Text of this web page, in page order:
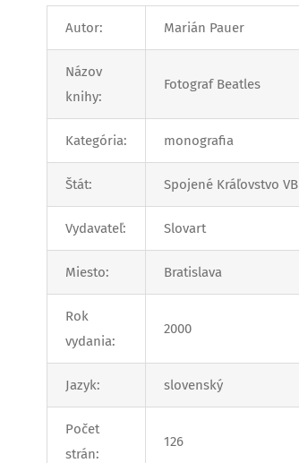
Autor: Marián Pauer
Názov
knihy:
Fotograf Beatles
Kategória: monografia
Štát: Spojené Kráľovstvo VB
Vydavateľ: Slovart
Miesto: Bratislava
Rok
vydania:
2000
Jazyk: slovenský
Počet
strán:
126